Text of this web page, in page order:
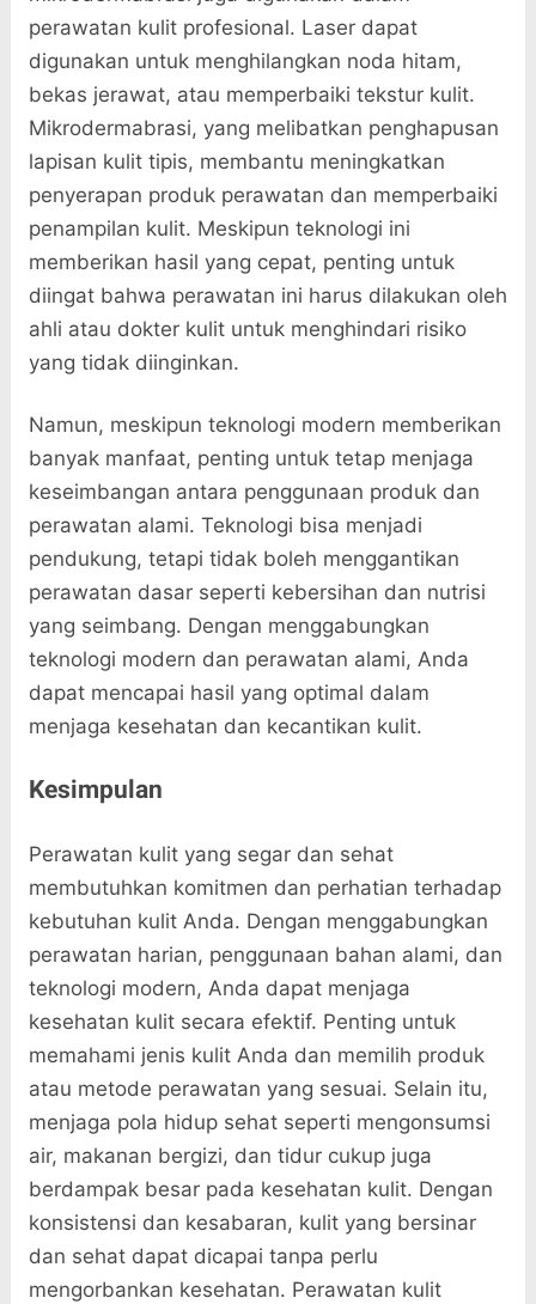
perawatan kulit profesional. Laser dapat
digunakan untuk menghilangkan noda hitam,
bekas jerawat, atau memperbaiki tekstur kulit.
Mikrodermabrasi, yang melibatkan penghapusan
lapisan kulit tipis, membantu meningkatkan
penyerapan produk perawatan dan memperbaiki
penampilan kulit. Meskipun teknologi ini
memberikan hasil yang cepat, penting untuk
diingat bahwa perawatan ini harus dilakukan oleh
ahli atau dokter kulit untuk menghindari risiko
yang tidak diinginkan.
Namun, meskipun teknologi modern memberikan
banyak manfaat, penting untuk tetap menjaga
keseimbangan antara penggunaan produk dan
perawatan alami. Teknologi bisa menjadi
pendukung, tetapi tidak boleh menggantikan
perawatan dasar seperti kebersihan dan nutrisi
yang seimbang. Dengan menggabungkan
teknologi modern dan perawatan alami, Anda
dapat mencapai hasil yang optimal dalam
menjaga kesehatan dan kecantikan kulit.
Kesimpulan
Perawatan kulit yang segar dan sehat
membutuhkan komitmen dan perhatian terhadap
kebutuhan kulit Anda. Dengan menggabungkan
perawatan harian, penggunaan bahan alami, dan
teknologi modern, Anda dapat menjaga
kesehatan kulit secara efektif. Penting untuk
memahami jenis kulit Anda dan memilih produk
atau metode perawatan yang sesuai. Selain itu,
menjaga pola hidup sehat seperti mengonsumsi
air, makanan bergizi, dan tidur cukup juga
berdampak besar pada kesehatan kulit. Dengan
konsistensi dan kesabaran, kulit yang bersinar
dan sehat dapat dicapai tanpa perlu
mengorbankan kesehatan. Perawatan kulit